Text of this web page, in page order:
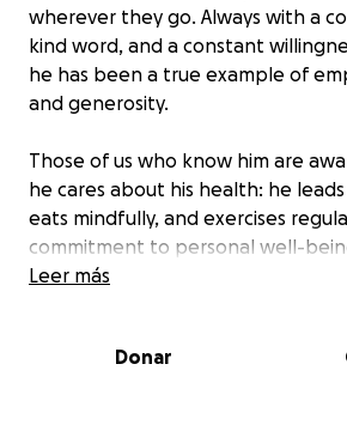
wherever they go. Always with a
kind word, and a constant
he has been a true example of
and generosity.
Those of us who know him are
he cares about his health: he
eats mindfully, and exercises
commitment to personal well-
around him has always been
A few days ago, Matteo had to
Leer más
Donar